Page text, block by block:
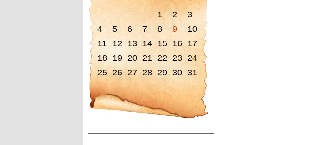
1 2
3
4
5 6 7 8 9
10
11
12 13 14 15 16 17
18 19 20 21 22 23 24
25 26 27 28 29 30 31